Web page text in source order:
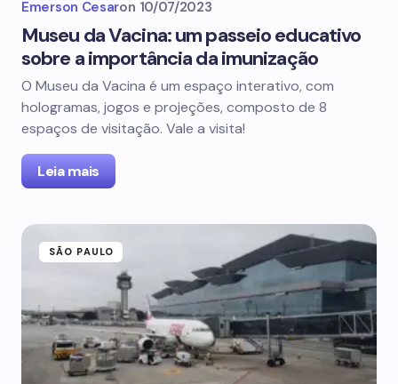
Emerson Cesaron 10/07/2023
Museu da Vacina: um passeio educativo
sobre a importância da imunização
O Museu da Vacina é um espaço interativo, com
hologramas, jogos e projeções, composto de 8
espaços de visitação. Vale a visita!
Leia mais
SÃO PAULO